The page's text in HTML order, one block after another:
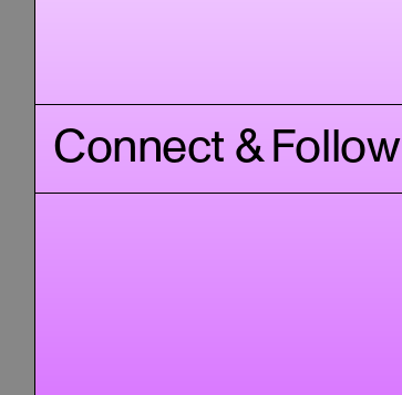
Connect & Follow